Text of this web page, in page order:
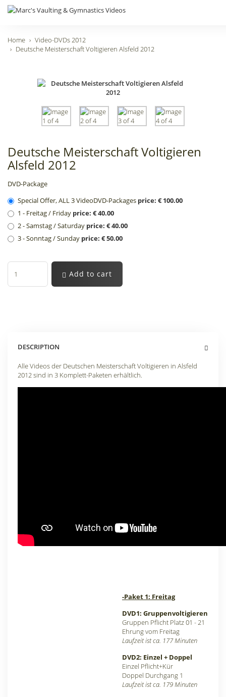
Home
Video-DVDs 2012
Deutsche Meisterschaft Voltigieren Alsfeld 2012
Deutsche Meisterschaft Voltigieren
Alsfeld 2012
DVD-Package
Special Offer, ALL 3 VideoDVD-Packages price: € 100.00
1 - Freitag / Friday price: € 40.00
2 - Samstag / Saturday price: € 40.00
3 - Sonntag / Sunday price: € 50.00
Add to cart
DESCRIPTION
Alle Videos der Deutschen Meisterschaft Voltigieren in Alsfeld
2012 sind in 3 Komplett-Paketen erhältlich.
-Paket 1: Freitag
DVD1: Gruppenvoltigieren
Gruppen Pflicht Platz 01 - 21
Ehrung vom Freitag
Laufzeit ist ca. 177 Minuten
DVD2: Einzel + Doppel
Einzel Pflicht+Kür
Doppel Durchgang 1
Laufzeit ist ca. 179 Minuten